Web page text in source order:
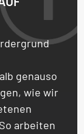
genauso
wie wir
arbeiten